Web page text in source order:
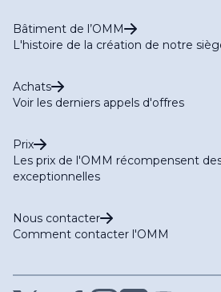
Bâtiment de l’OMM
L'histoire de la création de notre
Achats
Voir les derniers appels d'offres
Prix
Les prix de l'OMM récompensent
exceptionnelles
Nous contacter
Comment contacter l'OMM